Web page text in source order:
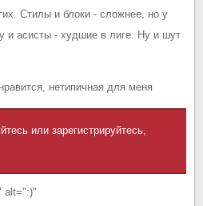
Стилы и блоки - сложнее, но у
и асисты - худшие в лиге. Ну и шут
нетипичная для меня
или зарегистрируйтесь,
alt=":)"